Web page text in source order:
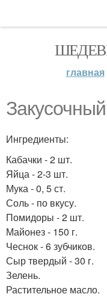
главная
Ингредиенты:
Кабачки - 2 шт.
Яйца - 2-3 шт.
Мука - 0, 5 ст.
Соль - по вкусу.
Помидоры - 2 шт.
Майонез - 150 г.
Чеснок - 6 зубчиков.
Сыр твердый - 30 г.
Зелень.
Растительное масло.